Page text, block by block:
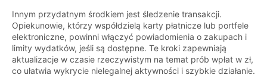
Innym przydatnym środkiem jest śledzenie transakcji.
Opiekunowie, którzy współdzielą karty płatnicze lub portfele
elektroniczne, powinni włączyć powiadomienia o zakupach i
limity wydatków, jeśli są dostępne. Te kroki zapewniają
aktualizacje w czasie rzeczywistym na temat prób wpłat w zł,
co ułatwia wykrycie nielegalnej aktywności i szybkie działanie.